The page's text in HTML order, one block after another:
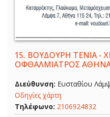
15. ΒΟΥΔΟΥΡΗ ΤΕΝΙΑ -
ΟΦΘΑΛΜΙΑΤΡΟΣ
Διεύθυνση: Ευσταθίου
Οδηγίες χάρτη
Τηλέφωνο: 2106924832